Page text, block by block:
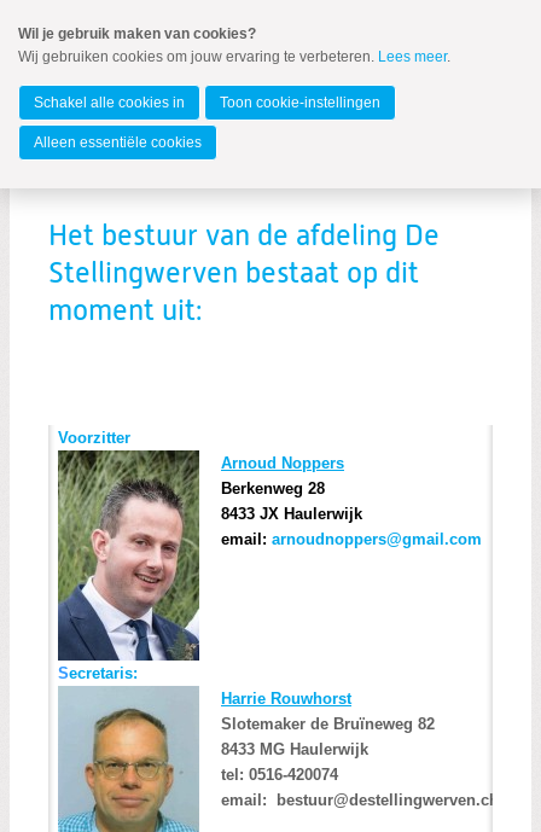
naar
Spring
de
inhoud
Spring
naar
De Stellingwerven
MENU
Bestuur
Vergaderstukken
Zoeken:
Het bestuur van de afdeling De
Stellingwerven bestaat op dit
moment uit:
Voorzitter
Arnoud Noppers
Berkenweg 28
8433 JX Haulerwijk
email: arnoudnoppers@gmail.com
Secretaris:
Harrie Rouwhorst
Slotemaker de Bruïneweg 82
8433 MG Haulerwijk
tel: 0516-420074
email:
Wil je gebruik maken van cookies?
Wij gebruiken cookies om jouw ervaring te verbeteren. Lees meer.
Schakel alle cookies in Toon cookie-instellingen
Alleen essentiële cookies